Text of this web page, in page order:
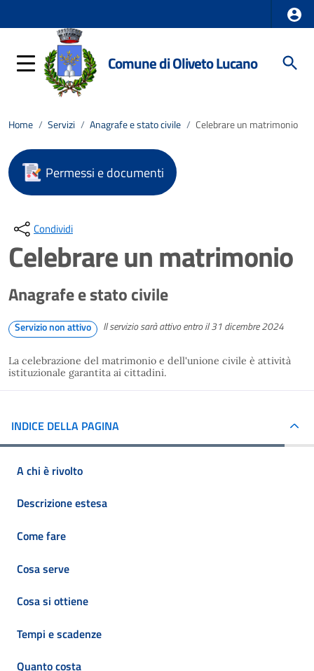
Comune di Oliveto Lucano
Home / Servizi / Anagrafe e stato civile / Celebrare un matrimonio
Permessi e documenti
Condividi
Celebrare un matrimonio
Anagrafe e stato civile
Servizio non attivo Il servizio sarà attivo entro il 31 dicembre 2024
La celebrazione del matrimonio e dell'unione civile è attività
istituzionale garantita ai cittadini.
INDICE DELLA PAGINA
A chi è rivolto
Descrizione estesa
Come fare
Cosa serve
Cosa si ottiene
Tempi e scadenze
Quanto costa